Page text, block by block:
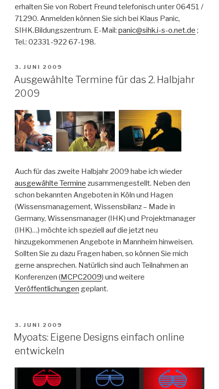
erhalten Sie von Robert Freund telefonisch unter 06451 /
71290. Anmelden können Sie sich bei Klaus Panic,
SIHK.Bildungszentrum. E-Mail: panic@sihk.i-s-o.net.de ;
Tel.: 02331-922 67-198.
VERÖFFENTLICHT
AM
3. JUNI 2009
Ausgewählte Termine für das 2. Halbjahr
2009
Auch für das zweite Halbjahr 2009 habe ich wieder
ausgewählte Termine zusammengestellt. Neben den
schon bekannten Angeboten in Köln und Hagen
(Wissensmanagement, Wissensbilanz – Made in
Germany, Wissensmanager (IHK) und Projektmanager
(IHK)…) möchte ich speziell auf die jetzt neu
hinzugekommenen Angebote in Mannheim hinweisen.
Sollten Sie zu dazu Fragen haben, so können Sie mich
gerne ansprechen. Natürlich sind auch Teilnahmen an
Konferenzen (MCPC2009) und weitere
Veröffentlichungen geplant.
VERÖFFENTLICHT
AM
3. JUNI 2009
Myoats: Eigene Designs einfach online
entwickeln